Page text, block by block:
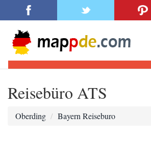
Reisebüro ATS
Oberding Bayern Reiseburo